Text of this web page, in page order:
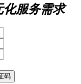
化服务需求
码